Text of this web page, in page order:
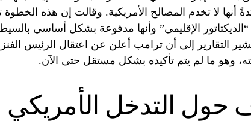
أنها لا تخدم المصالح الأمريكية. وقالت إن هذه
الإقليمي” وأنها مدفوعة بشكل أساسي
التقارير إلى أن ترامب أعلن عن اعتقال الرئيس
وهو ما لم يتم تأكيده بشكل مستقل حتى الآن.
حول التدخل